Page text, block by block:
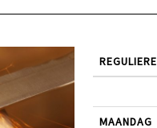
REGULIERE
MAANDAG